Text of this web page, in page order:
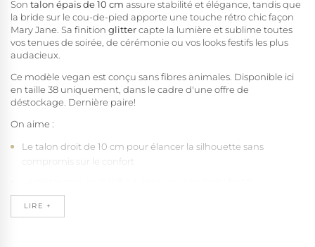
Son talon épais de 10 cm assure stabilité et élégance, tandis que
la bride sur le cou-de-pied apporte une touche rétro chic façon
Mary Jane. Sa finition glittercapte la lumière et sublime toutes
vos tenues de soirée, de cérémonie ou vos looks festifs les plus
audacieux.
Ce modèle vegan est conçu sans fibres animales. Disponible ici
en taille 38 uniquement, dans le cadre d'une offre de
déstockage. Dernière paire!
On aime :
Le talon droit de 10 cm pour élancer la silhouette sans
compromis sur le confort
La bride à boucle pour un bon maintien
LIRE +